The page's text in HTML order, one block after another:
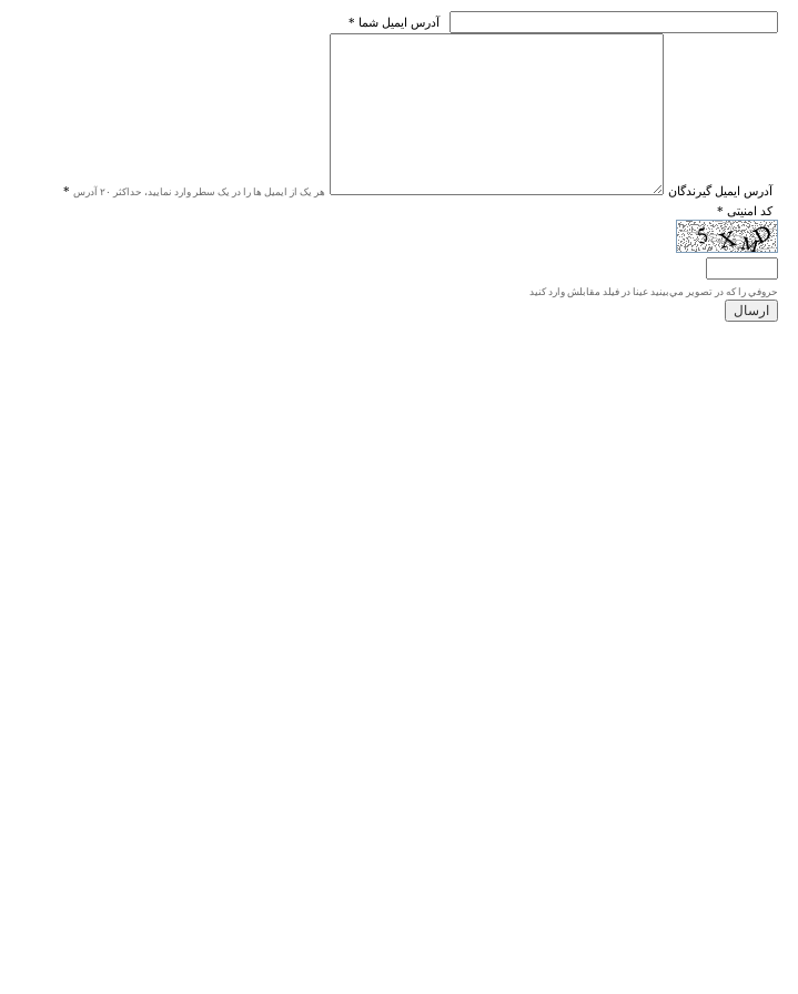
* آدرس ايميل شما
* آدرس ايميل گيرندگان هر یک از ایمیل ها را در یک سطر وارد نمایید، حداکثر ۲۰ آدرس
* کد امنیتی
حروفي را كه در تصوير مي‌بينيد عينا در فيلد مقابلش وارد كنيد